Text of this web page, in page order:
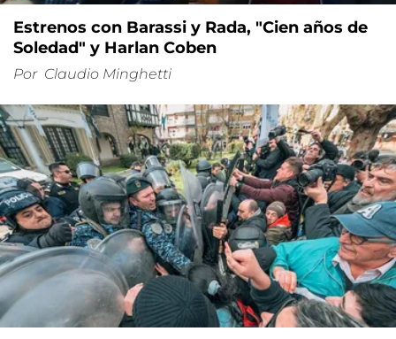
Estrenos con Barassi y Rada, "Cien años de
Soledad" y Harlan Coben
Por Claudio Minghetti